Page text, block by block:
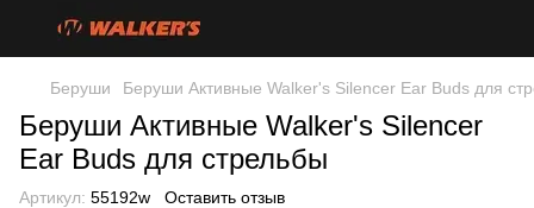
Беруши Беруши Активные Walker's Silencer Ear Buds для
Беруши Активные Walker's Silencer
Ear Buds для стрельбы
Артикул: 55192w Оставить отзыв